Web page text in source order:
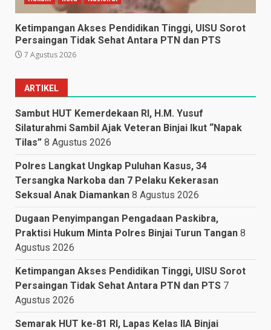
Ketimpangan Akses Pendidikan Tinggi, UISU Sorot
Persaingan Tidak Sehat Antara PTN dan PTS
7 Agustus 2026
ARTIKEL
Sambut HUT Kemerdekaan RI, H.M. Yusuf
Silaturahmi Sambil Ajak Veteran Binjai Ikut “Napak
Tilas” 8 Agustus 2026
Polres Langkat Ungkap Puluhan Kasus, 34
Tersangka Narkoba dan 7 Pelaku Kekerasan
Seksual Anak Diamankan 8 Agustus 2026
Dugaan Penyimpangan Pengadaan Paskibra,
Praktisi Hukum Minta Polres Binjai Turun Tangan 8
Agustus 2026
Ketimpangan Akses Pendidikan Tinggi, UISU Sorot
Persaingan Tidak Sehat Antara PTN dan PTS 7
Agustus 2026
Semarak HUT ke-81 RI, Lapas Kelas IIA Binjai